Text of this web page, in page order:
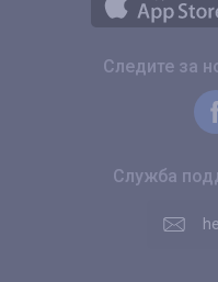
Следите за
Служба